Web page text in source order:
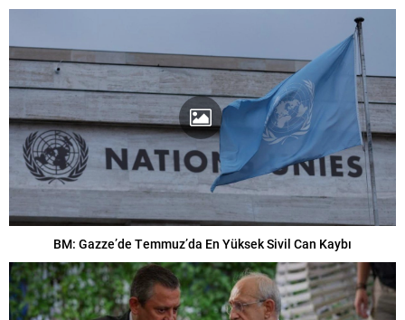
BM: Gazze’de Temmuz’da En Yüksek Sivil Can Kaybı